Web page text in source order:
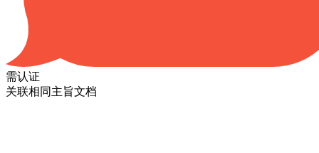
需认证
关联相同主旨文档